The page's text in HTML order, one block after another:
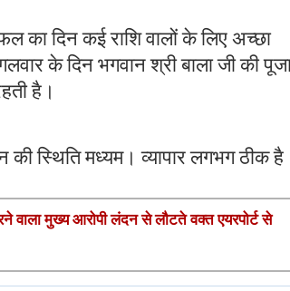
का दिन कई राशि वालों के लिए अच्छा
के दिन भगवान श्री बाला जी की
है।
स्थिति मध्यम। व्यापार लगभग ठीक
मुख्य आरोपी लंदन से लौटते वक्त एयरपोर्ट से